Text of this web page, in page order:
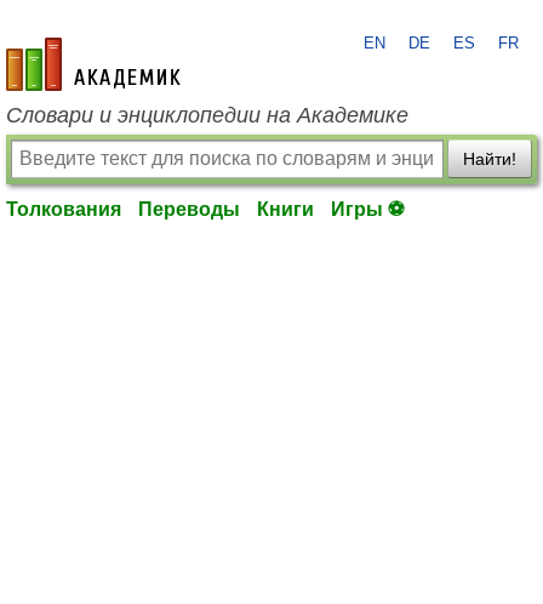
academic.ru
EN DE ES FR
Словари и энциклопедии на Академике
Найти!
Толкования Переводы Книги Игры ⚽